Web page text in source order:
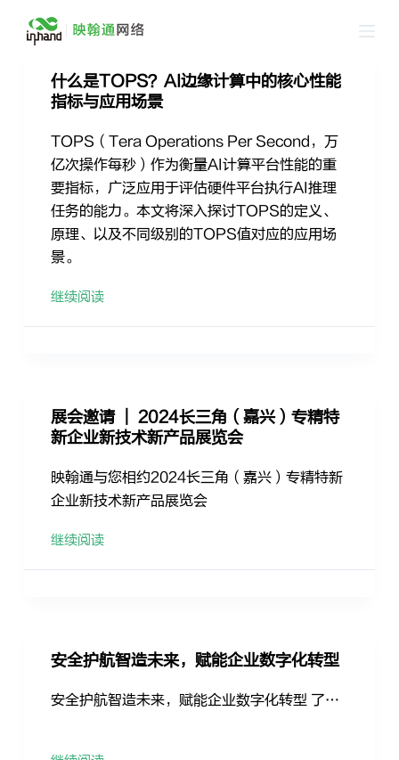
跳
过
什么是TOPS？AI边缘计算中的核心性能
指标与应用场景
TOPS（Tera Operations Per Second，万
亿次操作每秒）作为衡量AI计算平台性能的重
要指标，广泛应用于评估硬件平台执行AI推理
任务的能力。本文将深入探讨TOPS的定义、
原理、以及不同级别的TOPS值对应的应用场
景。
继续阅读
展会邀请 ｜ 2024长三角（嘉兴）专精特
新企业新技术新产品展览会
映翰通与您相约2024长三角（嘉兴）专精特新
企业新技术新产品展览会
继续阅读
安全护航智造未来，赋能企业数字化转型
安全护航智造未来，赋能企业数字化转型 了…